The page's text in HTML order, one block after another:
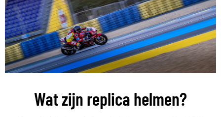
Wat zijn replica helmen?